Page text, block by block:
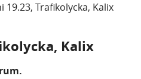
19.23, Trafikolycka, Kalix
Kalix